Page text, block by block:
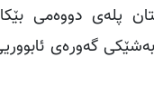
پلەی دووەمی
بەشێکی گەورەی